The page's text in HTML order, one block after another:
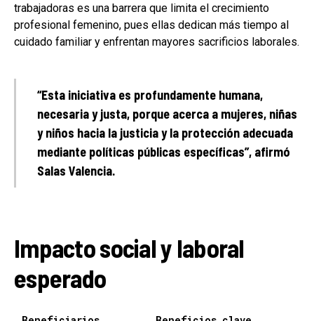
trabajadoras es una barrera que limita el crecimiento
profesional femenino, pues ellas dedican más tiempo al
cuidado familiar y enfrentan mayores sacrificios laborales.
“Esta iniciativa es profundamente humana,
necesaria y justa, porque acerca a mujeres, niñas
y niños hacia la justicia y la protección adecuada
mediante políticas públicas específicas”, afirmó
Salas Valencia.
Impacto social y laboral
esperado